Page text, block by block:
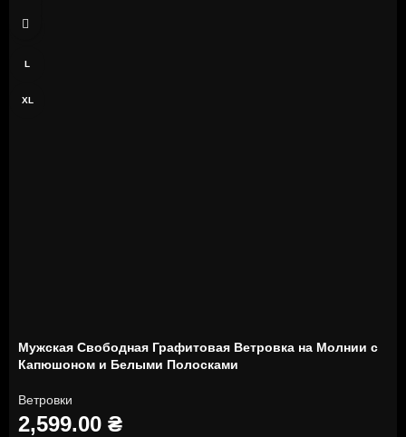
M
L
XL
Мужская Свободная Графитовая Ветровка на Молнии с
Капюшоном и Белыми Полосками
Ветровки
2,599.00 ₴